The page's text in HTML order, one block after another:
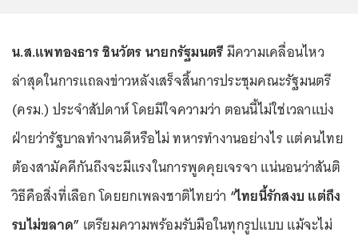
น.ส.แพทองธาร ชินวัตร นายกรัฐมนตรีมีความเคลื่อนไหว
ล่าสุดในการแถลงข่าวหลังเสร็จสิ้นการประชุมคณะรัฐมนตรี
(ครม.) ประจำสัปดาห์ โดยมีใจความว่า ตอนนี้ไม่ใช่เวลาแบ่ง
ฝ่ายว่ารัฐบาลทำงานดีหรือไม่ ทหารทำงานอย่างไร แต่คนไทย
ต้องสามัคคีกันถึงจะมีแรงในการพูดคุยเจรจา แน่นอนว่าสันติ
วิธีคือสิ่งที่เลือก โดยยกเพลงชาติไทยว่า “ไทยนี้รักสงบ แต่ถึง
รบไม่ขลาด” เตรียมความพร้อมรับมือในทุกรูปแบบ แม้จะไม่